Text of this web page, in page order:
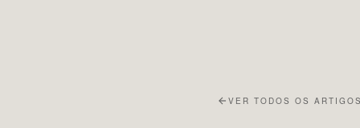
VER TODOS OS